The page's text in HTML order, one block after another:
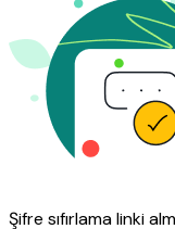
Şifre sıfırlama linki